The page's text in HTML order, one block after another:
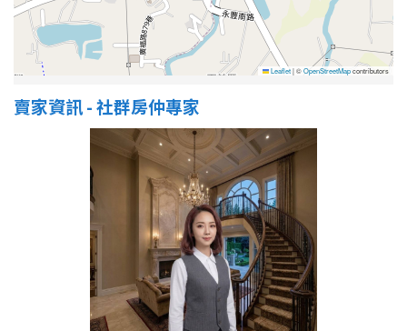
售價
Leaflet|©OpenStreetMapcontributors
賣家資訊 - 社群房仲專家